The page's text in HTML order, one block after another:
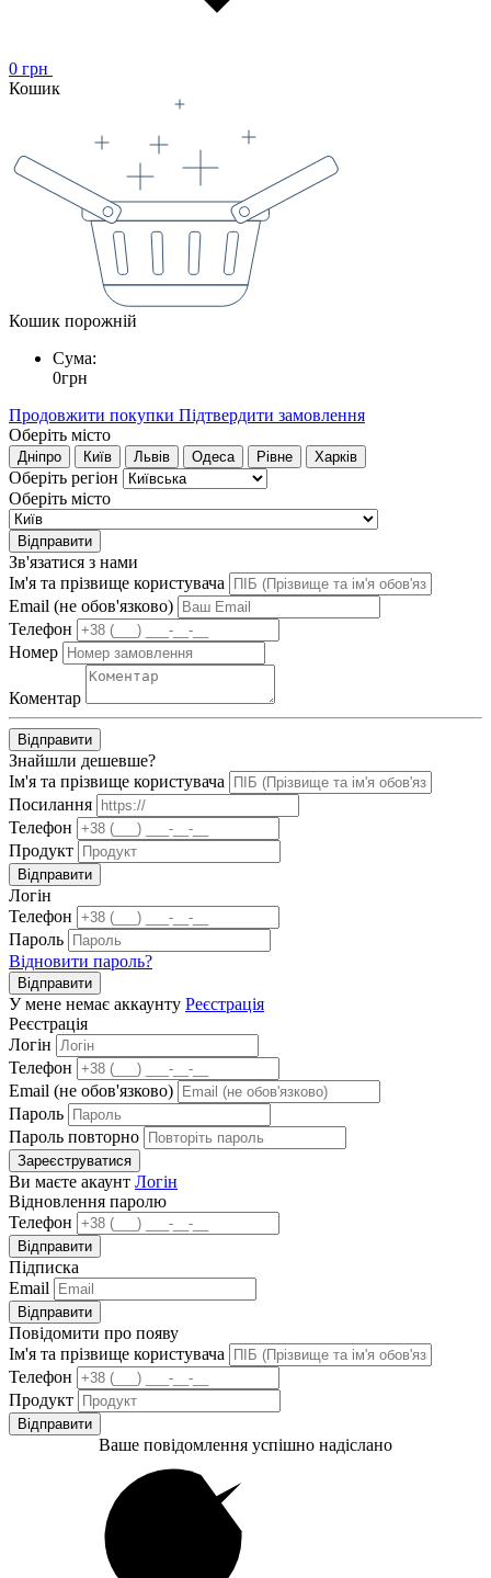
0 грн
Кошик
Кошик порожній
Сума:
0грн
Продовжити покупки Підтвердити замовлення
Оберіть місто
Дніпро Київ Львів Одеса Рівне Харків
Оберіть регіон
Оберіть місто
Відправити
Зв'язатися з нами
Ім'я та прізвище користувача
Email (не обов'язково)
Телефон
Номер
Коментар
Відправити
Знайшли дешевше?
Ім'я та прізвище користувача
Посилання
Телефон
Продукт
Відправити
Логін
Телефон
Пароль
Відновити пароль?
Відправити
У мене немає аккаунту Реєстрація
Реєстрація
Логін
Телефон
Email (не обов'язково)
Пароль
Пароль повторно
Зареєструватися
Ви маєте акаунт Логін
Відновлення паролю
Телефон
Відправити
Підписка
Email
Відправити
Повідомити про появу
Ім'я та прізвище користувача
Телефон
Продукт
Відправити
Ваше повідомлення успішно надіслано